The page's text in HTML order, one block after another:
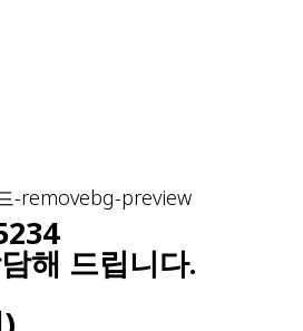
해 드립니다.